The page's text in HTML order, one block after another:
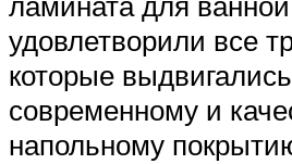
удовлетворили все
которые выдвигались
современному и
напольному